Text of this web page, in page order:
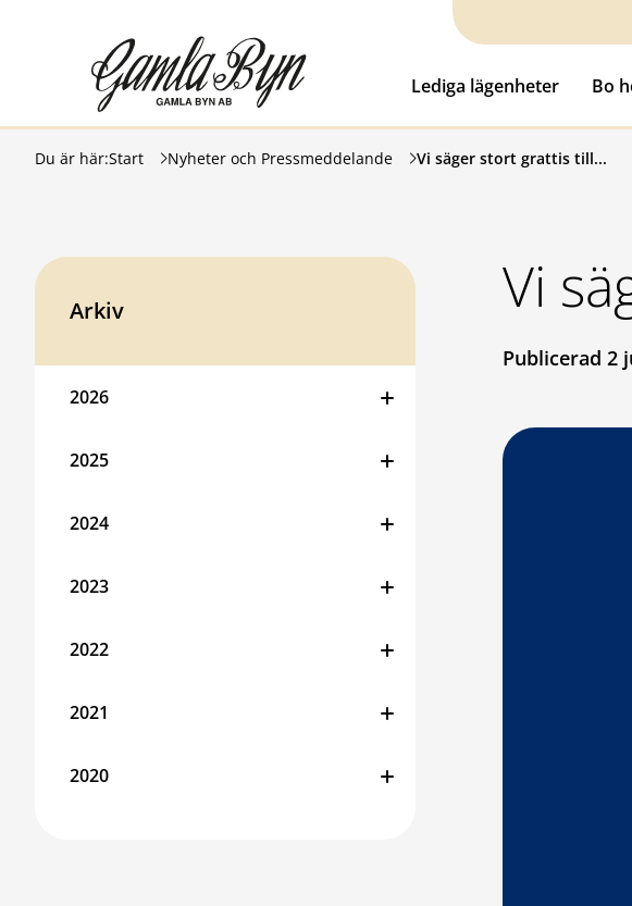
Hoppa till innehåll
Gamla Byn AB
Lediga lägenheter
Bo
Du är här:Start Nyheter och Pressmeddelande Vi säger stort grattis till...
Arkiv
2026
2025
2024
2023
2022
2021
2020
Vi
Publicerad 2